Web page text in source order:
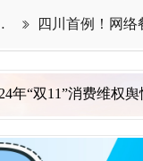
超1400万元 
报告 “十一”